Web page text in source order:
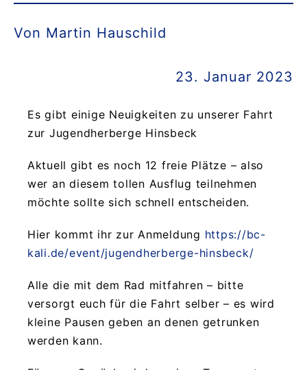
Von Martin Hauschild
23. Januar 2023
Es gibt einige Neuigkeiten zu unserer Fahrt
zur Jugendherberge Hinsbeck
Aktuell gibt es noch 12 freie Plätze – also
wer an diesem tollen Ausflug teilnehmen
möchte sollte sich schnell entscheiden.
Hier kommt ihr zur Anmeldung https://bc-
kali.de/event/jugendherberge-hinsbeck/
Alle die mit dem Rad mitfahren – bitte
versorgt euch für die Fahrt selber – es wird
kleine Pausen geben an denen getrunken
werden kann.